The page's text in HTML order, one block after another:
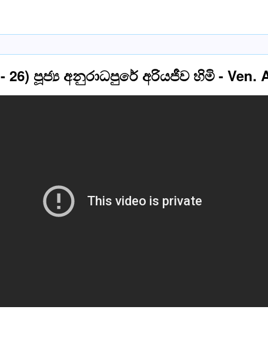
- 26) පූජ්‍ය අනුරාධපුරේ අරියජීව හිමි - Ven.